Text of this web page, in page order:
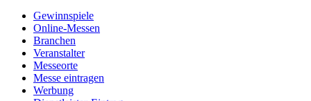
Gewinnspiele
Online-Messen
Branchen
Veranstalter
Messeorte
Messe eintragen
Werbung